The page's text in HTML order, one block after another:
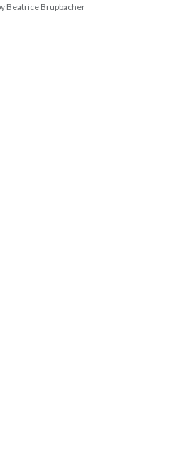
Beatrice Brupbacher